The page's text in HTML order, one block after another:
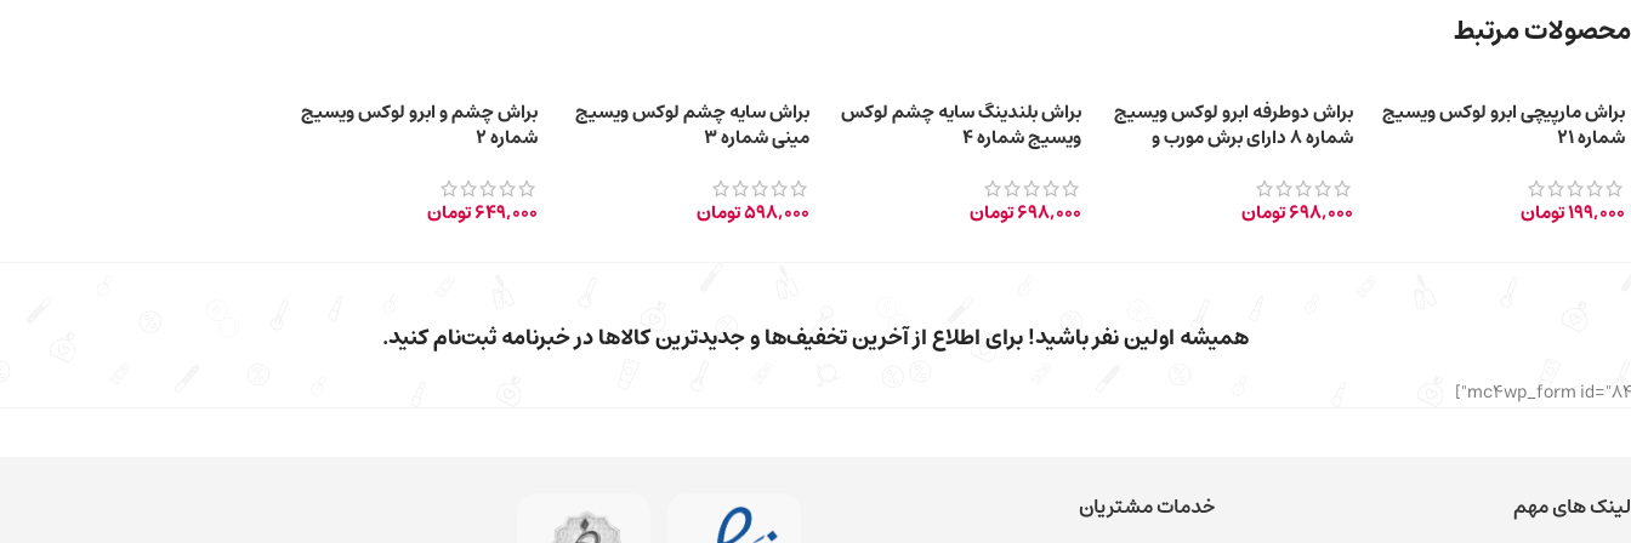
محصولات مرتبط
براش مارپیچی ابرو لوکس ویسیج
شماره 21
199,000تومان
براش دوطرفه ابرو لوکس ویسیج
شماره 8 دارای برش مورب و
698,000تومان
براش بلندینگ سایه چشم لوکس
ویسیج شماره 4
698,000تومان
براش سایه چشم لوکس ویسیج
مینی شماره 3
598,000تومان
براش چشم و ابرو لوکس ویسیج
شماره 2
649,000تومان
همیشه اولین نفر باشید! برای اطلاع از آخرین تخفیف‌ها و جدیدترین کالاها در خبرنامه ثبت‌نام کنید.
لینک های مهم خدمات مشتریان